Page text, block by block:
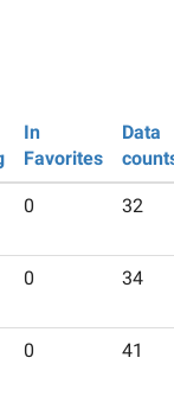
In
Favorites
Data
0 32
0 34
0 41